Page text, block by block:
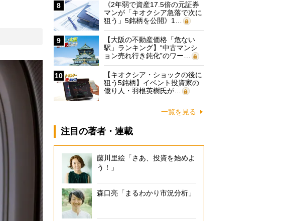
8
《2年弱で資産17.5倍の元証券
マンが「キオクシア急落で次に
狙う」5銘柄を公開》1…
9
【大阪の不動産価格「危ない
駅」ランキング】“中古マンシ
ョン売れ行き鈍化”のワー…
10
【キオクシア・ショックの後に
狙う5銘柄】イベント投資家の
億り人・羽根英樹氏が…
一覧を見る
注目の著者・連載
藤川里絵「さあ、投資を始めよ
う！」
森口亮「まるわかり市況分析」